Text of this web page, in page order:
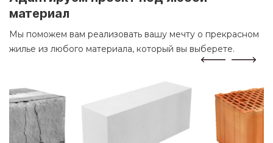
материал
Мы поможем вам реализовать вашу мечту о прекрасном
жилье из любого материала, который вы выберете.